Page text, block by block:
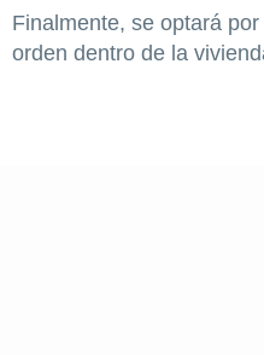
Finalmente, se optará
orden dentro de la